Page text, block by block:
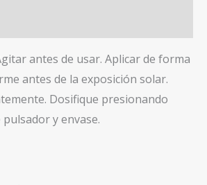
antes de usar. Aplicar de forma
antes de la exposición solar.
Dosifique presionando
y envase.